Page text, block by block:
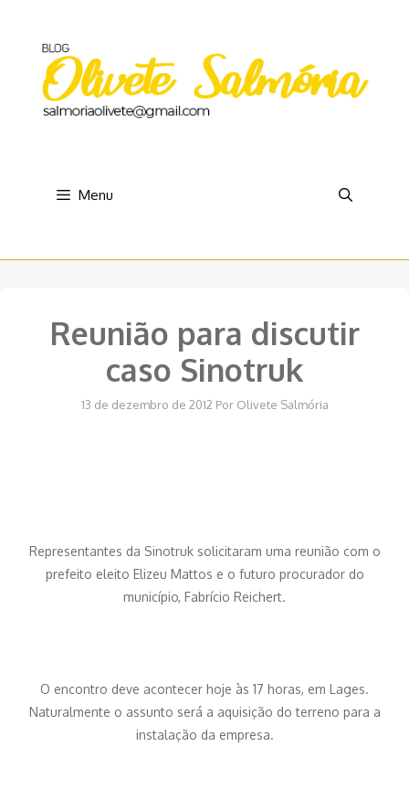
conteúdo
Menu
Reunião para discutir
caso Sinotruk
13 de dezembro de 2012 Por Olivete Salmória
Representantes da Sinotruk solicitaram uma reunião com o
prefeito eleito Elizeu Mattos e o futuro procurador do
município, Fabrício Reichert.
O encontro deve acontecer hoje às 17 horas, em Lages.
Naturalmente o assunto será a aquisição do terreno para a
instalação da empresa.